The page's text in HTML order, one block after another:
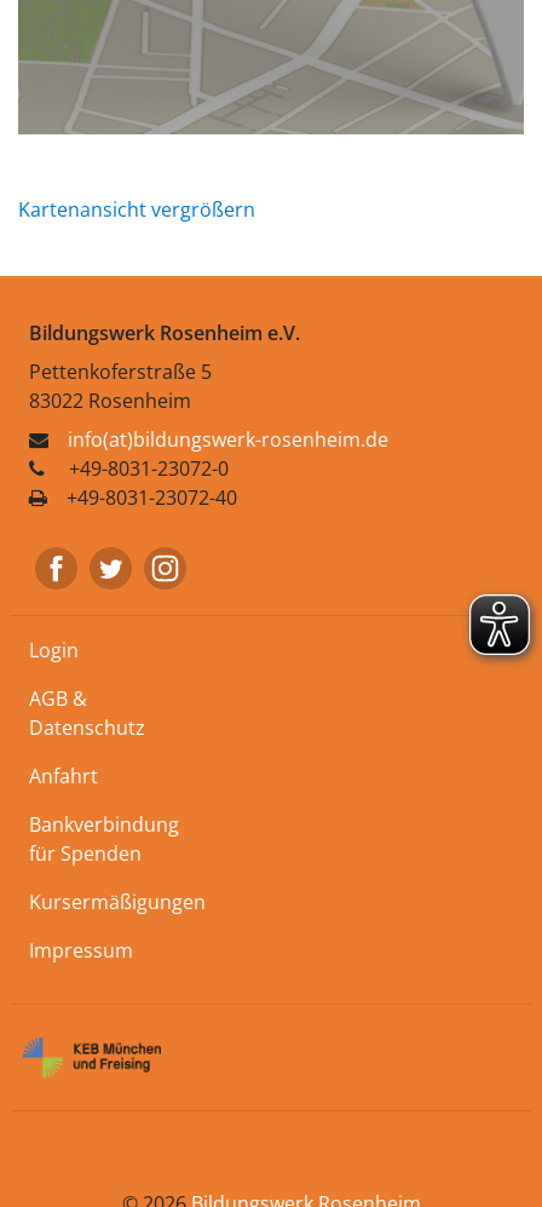
Kartenansicht vergrößern
Bildungswerk Rosenheim e.V.
Pettenkoferstraße 5
83022 Rosenheim
info(at)bildungswerk-rosenheim.de
+49-8031-23072-0
+49-8031-23072-40
Login
AGB &
Datenschutz
Anfahrt
Bankverbindung
für Spenden
Kursermäßigungen
Impressum